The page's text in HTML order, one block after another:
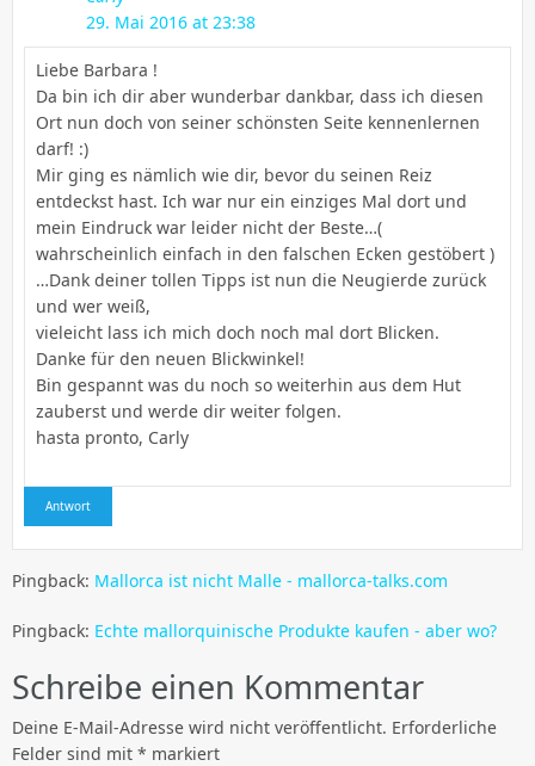
29. Mai 2016 at 23:38
Liebe Barbara !
Da bin ich dir aber wunderbar dankbar, dass ich diesen
Ort nun doch von seiner schönsten Seite kennenlernen
darf! :)
Mir ging es nämlich wie dir, bevor du seinen Reiz
entdeckst hast. Ich war nur ein einziges Mal dort und
mein Eindruck war leider nicht der Beste…(
wahrscheinlich einfach in den falschen Ecken gestöbert )
…Dank deiner tollen Tipps ist nun die Neugierde zurück
und wer weiß,
vieleicht lass ich mich doch noch mal dort Blicken.
Danke für den neuen Blickwinkel!
Bin gespannt was du noch so weiterhin aus dem Hut
zauberst und werde dir weiter folgen.
hasta pronto, Carly
Antwort
Pingback: Mallorca ist nicht Malle - mallorca-talks.com
Pingback: Echte mallorquinische Produkte kaufen - aber wo?
Schreibe einen Kommentar
Deine E-Mail-Adresse wird nicht veröffentlicht. Erforderliche
Felder sind mit * markiert